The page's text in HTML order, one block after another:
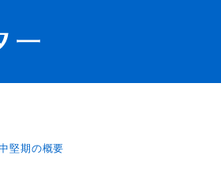
堅期の概要